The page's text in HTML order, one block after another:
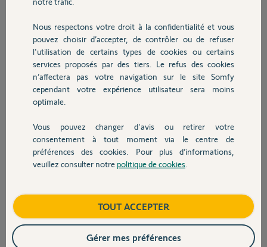
Chauffage
Autres produits
Devis avec un pro
Contact
Le problème est qu'en tapant dessus, rien ne se
passe, impossible de se connecter ou même de le
déconnecter...
Comment faire ?
Merci !
Merci,
Franck E.
il y a presque 4 ans
Veuillez vérifier :
-Le compte est bien enregistré pour google drive et qu'il n'y a pas
Nous respectons votre droit à la confidentialité et vous
pouvez choisir d’accepter, de contrôler ou de refuser
l'utilisation de certains types de cookies ou certains
services proposés par des tiers. Le refus des cookies
n’affectera pas votre navigation sur le site Somfy
cependant votre expérience utilisateur sera moins
optimale.
Vous pouvez changer d'avis ou retirer votre
consentement à tout moment via le centre de
préférences des cookies. Pour plus d’informations,
veuillez consulter notre politique de cookies
TOUT ACCEPTER
Gérer mes préférences